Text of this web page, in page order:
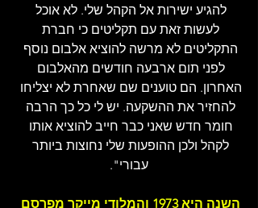
להגיע ישירות אל הקהל שלי. לא אוכל
לעשות זאת עם תקליטים כי חברת
התקליטים לא מרשה להוציא אלבום נוסף
לפני תום ארבעה חודשים מהאלבום
האחרון. הם טוענים שם שאחרת לא יצליחו
להחזיר את ההשקעה. יש לי כל כך הרבה
חומר חדש שאני כבר חייב להוציא אותו
לקהל ולכן ההופעות שלי נחוצות ביותר
עבורי".
השנה היא 1973 והמלודי מייקר מפרסם